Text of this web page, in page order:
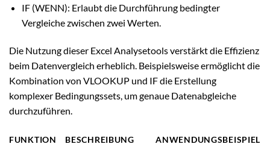
IF (WENN): Erlaubt die Durchführung bedingter
Vergleiche zwischen zwei Werten.
Die Nutzung dieser Excel Analysetools verstärkt die Effizienz
beim Datenvergleich erheblich. Beispielsweise ermöglicht die
Kombination von VLOOKUP und IF die Erstellung
komplexer Bedingungssets, um genaue Datenabgleiche
durchzuführen.
FUNKTION BESCHREIBUNG ANWENDUNGSBEISPIEL